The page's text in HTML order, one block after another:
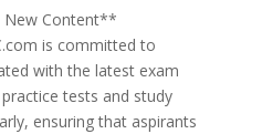
New Content**
is committed to
with the latest exam
tests and study
ensuring that aspirants